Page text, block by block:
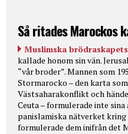
Så ritades Marockos
Muslimska
kallade honom sin vän.
“vår broder”. Mannen som
Stormarocko – den karta
Västsaharakonflikt och
Ceuta – formulerade inte
panislamiska nätverket
formulerade dem inifrån det